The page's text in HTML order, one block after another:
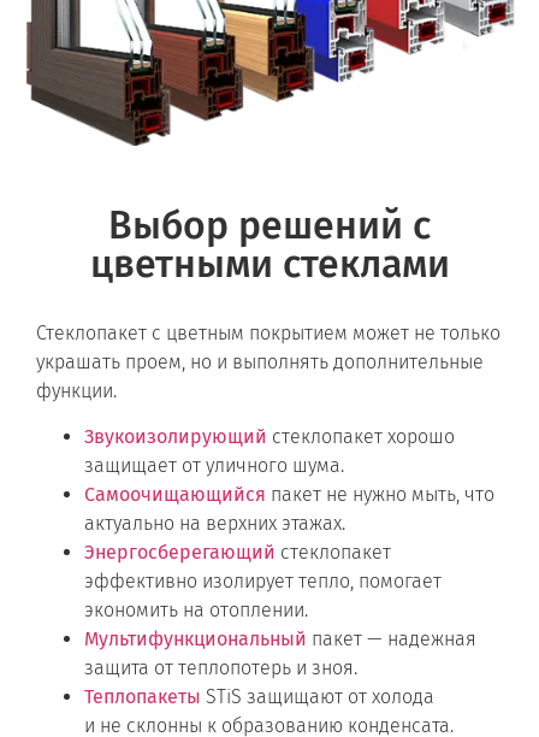
Выбор решений с
цветными стеклами
Стеклопакет с цветным покрытием может не только
украшать проем, но и выполнять дополнительные
функции.
Звукоизолирующий стеклопакет хорошо
защищает от уличного шума.
Самоочищающийся пакет не нужно мыть, что
актуально на верхних этажах.
Энергосберегающий стеклопакет
эффективно изолирует тепло, помогает
экономить на отоплении.
Мультифункциональный пакет — надежная
защита от теплопотерь и зноя.
Теплопакеты STiS защищают от холода
и не склонны к образованию конденсата.